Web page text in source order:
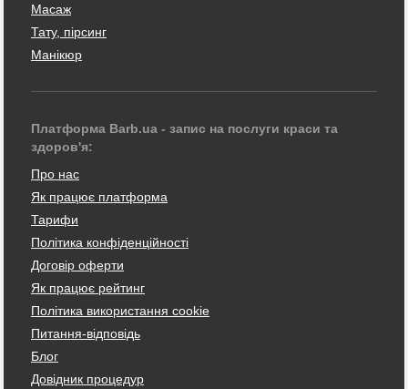
Масаж
Тату, пірсинг
Манікюр
Платформа Barb.ua - запис на послуги краси та
здоров'я:
Про нас
Як працює платформа
Тарифи
Політика конфіденційності
Договір оферти
Як працює рейтинг
Політика використання cookie
Питання-відповідь
Блог
Довідник процедур